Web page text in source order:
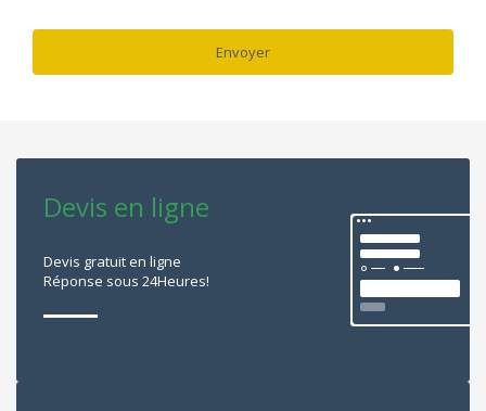
Devis en ligne
Devis gratuit en ligne
Réponse sous 24Heures!